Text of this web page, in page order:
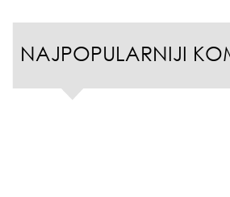
NAJPOPULARNIJI